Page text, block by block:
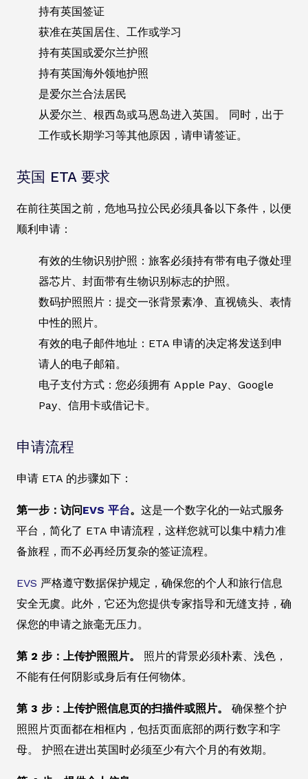
持有英国签证
获准在英国居住、工作或学习
持有英国或爱尔兰护照
持有英国海外领地护照
是爱尔兰合法居民
从爱尔兰、根西岛或马恩岛进入英国。 同时，出于
工作或长期学习等其他原因，请申请签证。
英国 ETA 要求
在前往英国之前，危地马拉公民必须具备以下条件，以便
顺利申请：
有效的生物识别护照：旅客必须持有带有电子微处理
器芯片、封面带有生物识别标志的护照。
数码护照照片：提交一张背景素净、直视镜头、表情
中性的照片。
有效的电子邮件地址：ETA 申请的决定将发送到申
请人的电子邮箱。
电子支付方式：您必须拥有 Apple Pay、Google
Pay、信用卡或借记卡。
申请流程
申请 ETA 的步骤如下：
第一步：访问EVS 平台。 这是一个数字化的一站式服务
平台，简化了 ETA 申请流程，这样您就可以集中精力准
备旅程，而不必再经历复杂的签证流程。
EVS 严格遵守数据保护规定，确保您的个人和旅行信息
安全无虞。此外，它还为您提供专家指导和无缝支持，确
保您的申请之旅毫无压力。
第 2 步：上传护照照片。 照片的背景必须朴素、浅色，
不能有任何阴影或身后有任何物体。
第 3 步：上传护照信息页的扫描件或照片。 确保整个护
照照片页面都在相框内，包括页面底部的两行数字和字
母。 护照在进出英国时必须至少有六个月的有效期。